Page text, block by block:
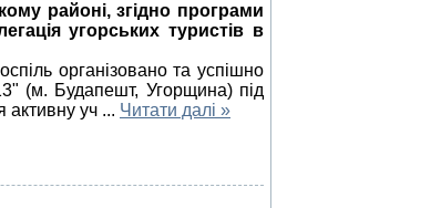
районі, згідно програми
угорських туристів в
організовано та успішно
(м. Будапешт, Угорщина) під
активну уч ... Читати далі »